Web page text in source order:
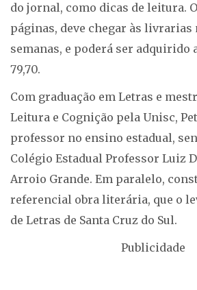
do jornal, como dicas de leitura.
páginas, deve chegar às
semanas, e poderá ser adquirido
79,70.
Com graduação em Letras e
Leitura e Cognição pela Unisc,
professor no ensino estadual,
Colégio Estadual Professor Luiz
Arroio Grande. Em paralelo,
referencial obra literária, que o
de Letras de Santa Cruz do Sul.
Publicidade